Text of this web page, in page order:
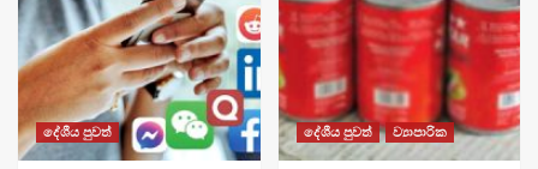
දේශීය පුවත් දේශීය පුවත් ව්‍යාපාරික